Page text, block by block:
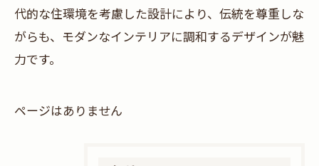
代的な住環境を考慮した設計により、伝統を尊重しな
がらも、モダンなインテリアに調和するデザインが魅
力です。
ページはありません